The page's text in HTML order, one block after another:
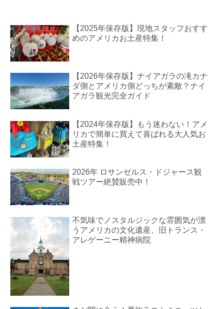
【2025年保存版】現地スタッフおすす
めのアメリカお土産特集！
【2026年保存版】ナイアガラの滝カナ
ダ側とアメリカ側どっちが素敵？ナイ
アガラ観光完全ガイド
【2024年保存版】もう迷わない！アメ
リカで簡単に買えて喜ばれる大人気お
土産特集！
2026年 ロサンゼルス・ドジャース観
戦ツアー絶賛販売中！
不気味でノスタルジックな雰囲気が漂
うアメリカの文化遺産、旧トランス・
アレゲーニー精神病院